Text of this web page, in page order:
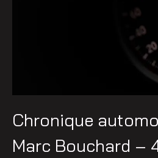
Chronique
Marc Bouchard –